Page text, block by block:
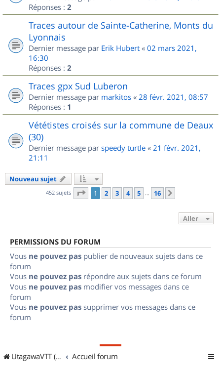
Réponses : 2
Traces autour de Sainte-Catherine, Monts du
Lyonnais
Dernier message par Erik Hubert « 02 mars 2021,
16:30
Réponses : 2
Traces gpx Sud Luberon
Dernier message par markitos « 28 févr. 2021, 08:57
Réponses : 1
Vététistes croisés sur la commune de Deaux
(30)
Dernier message par speedy turtle « 21 févr. 2021,
21:11
Nouveau sujet
452 sujets Page 1sur
1 2 3 4 5 … 16
Aller
PERMISSIONS DU FORUM
Vous ne pouvez pas publier de nouveaux sujets dans ce
forum
Vous ne pouvez pas répondre aux sujets dans ce forum
Vous ne pouvez pas modifier vos messages dans ce
forum
Vous ne pouvez pas supprimer vos messages dans ce
forum
UtagawaVTT (Randos VTT et VTTAE avec traces GPS) Accueil forum